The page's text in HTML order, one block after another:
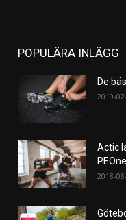
POPULÄRA INLÄGG
De
2019-
Actic
2018-